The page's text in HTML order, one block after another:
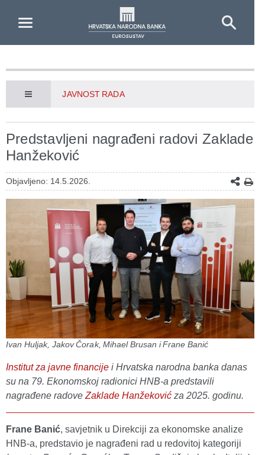
JAVNOST RADA
Predstavljeni nagrađeni radovi Zaklade
Hanžeković
Objavljeno: 14.5.2026.
Ivan Huljak, Jakov Čorak, Mihael Brusan i Frane Banić
Institut za javne financije i Hrvatska narodna banka danas
su na 79. Ekonomskoj radionici HNB-a predstavili
nagrađene radove Zaklade Hanžeković za 2025. godinu.
Frane Banić, savjetnik u Direkciji za ekonomske analize
HNB-a, predstavio je nagrađeni rad u redovitoj kategoriji